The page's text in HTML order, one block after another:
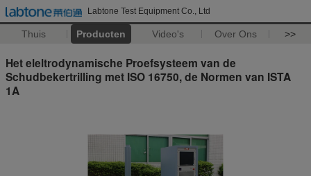
Labtone Test Equipment Co., Ltd
Thuis Producten Video's Over Ons >>
Het eleltrodynamische Proefsysteem van de
Schudbekertrilling met ISO 16750, de Normen van ISTA
1A